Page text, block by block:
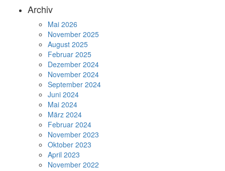
Archiv
Mai 2026
November 2025
August 2025
Februar 2025
Dezember 2024
November 2024
September 2024
Juni 2024
Mai 2024
März 2024
Februar 2024
November 2023
Oktober 2023
April 2023
November 2022